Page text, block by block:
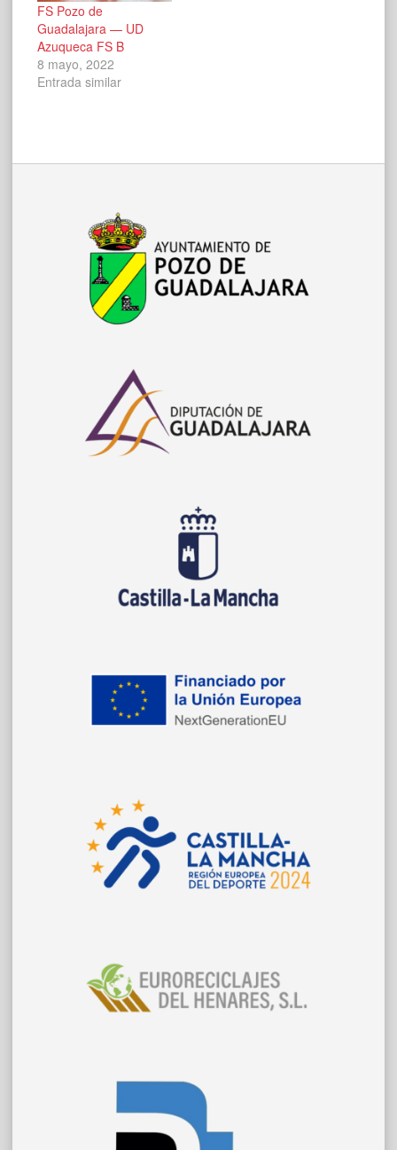
FS Pozo de
Guadalajara — UD
Azuqueca FS B
8 mayo, 2022
Entrada similar